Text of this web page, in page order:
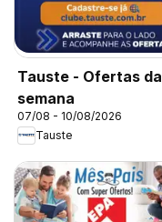
Tauste - Ofertas da
semana
07/08 - 10/08/2026
Tauste